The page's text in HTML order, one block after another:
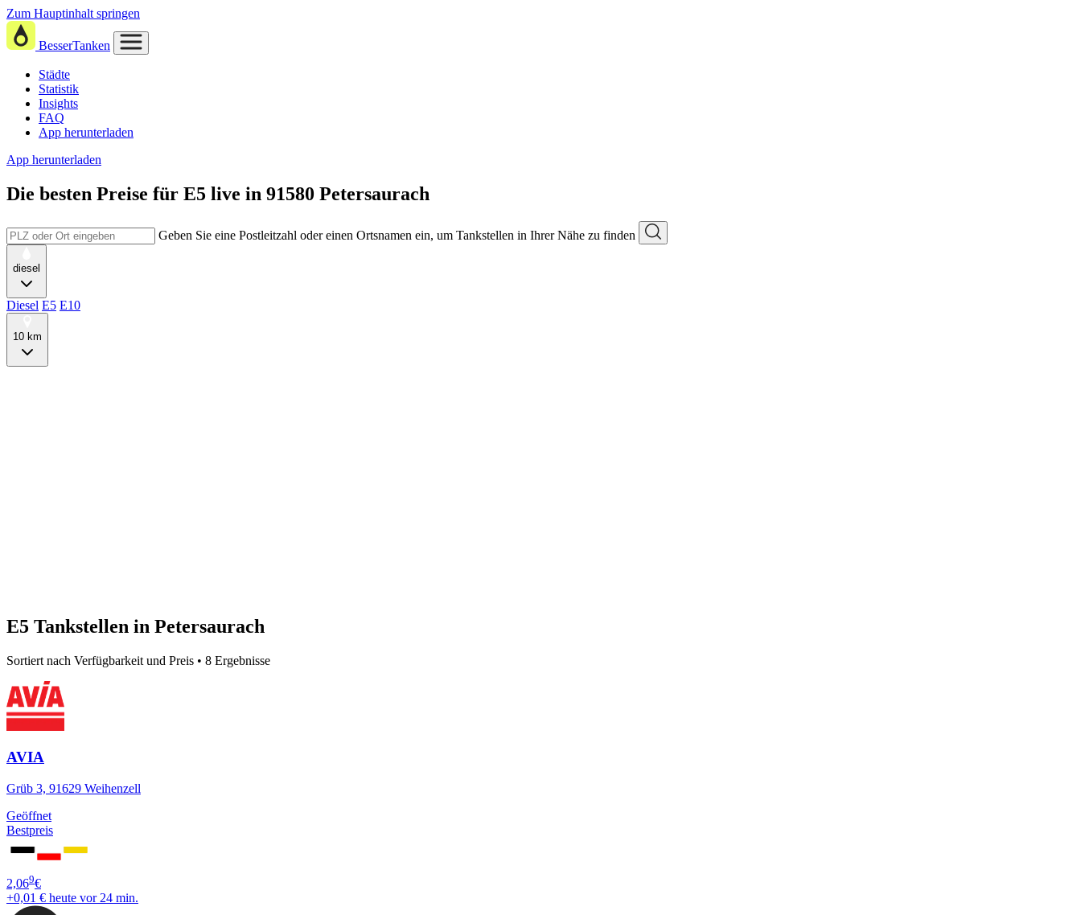
Zum Hauptinhalt springen
BesserTanken
Städte
Statistik
Insights
FAQ
App herunterladen
App herunterladen
Die besten Preise für E5 live in 91580 Petersaurach
Geben Sie eine Postleitzahl oder einen Ortsnamen ein, um Tankstellen in Ihrer Nähe zu finden
diesel
Diesel E5 E10
10 km
E5 Tankstellen in Petersaurach
Sortiert nach Verfügbarkeit und Preis • 8 Ergebnisse
AVIA
Grüb 3, 91629 Weihenzell
Geöffnet
Bestpreis
2,069€
+0,01 € heute vor 24 min.